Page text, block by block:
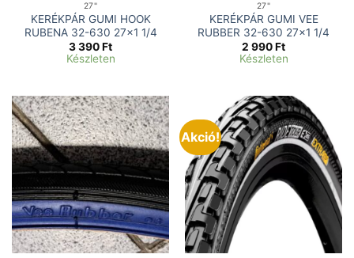
27"
KERÉKPÁR GUMI HOOK
RUBENA 32-630 27×1 1/4
3 390Ft
Készleten
27"
KERÉKPÁR GUMI VEE
RUBBER 32-630 27×1 1/4
2 990Ft
Készleten
Akció!